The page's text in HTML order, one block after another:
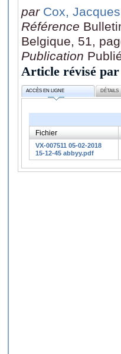
par Cox, Jacques
Référence
Belgique, 51,
Publication
Article révisé
ACCÈS EN LIGNE DÉTAILS
Fichier
VX-007511 05-02-2018
15-12-45 abbyy.pdf